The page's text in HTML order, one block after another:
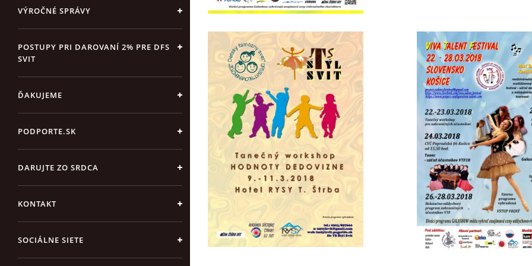
VÝROČNÉ SPRÁVY
POSTUPY PRI DAROVANÍ 2% PRE DFS
SVIT
ĎAKUJEME
PODPORTE.SK
DARUJTE ZO SRDCA
KONTAKT
SOCIÁLNE SIETE